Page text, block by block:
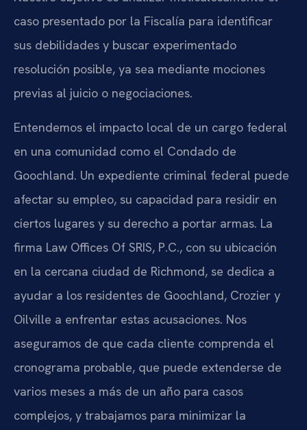
caso presentado por la Fiscalía para identificar
sus debilidades y buscar experimentado
resolución posible, ya sea mediante mociones
previas al juicio o negociaciones.
Entendemos el impacto local de un cargo federal
en una comunidad como el Condado de
Goochland. Un expediente criminal federal puede
afectar su empleo, su capacidad para residir en
ciertos lugares y su derecho a portar armas. La
firma Law Offices Of SRIS, P.C., con su ubicación
en la cercana ciudad de Richmond, se dedica a
ayudar a los residentes de Goochland, Crozier y
Oilville a enfrentar estas acusaciones. Nos
aseguramos de que cada cliente comprenda el
cronograma probable, que puede extenderse de
varios meses a más de un año para casos
complejos, y trabajamos para minimizar la